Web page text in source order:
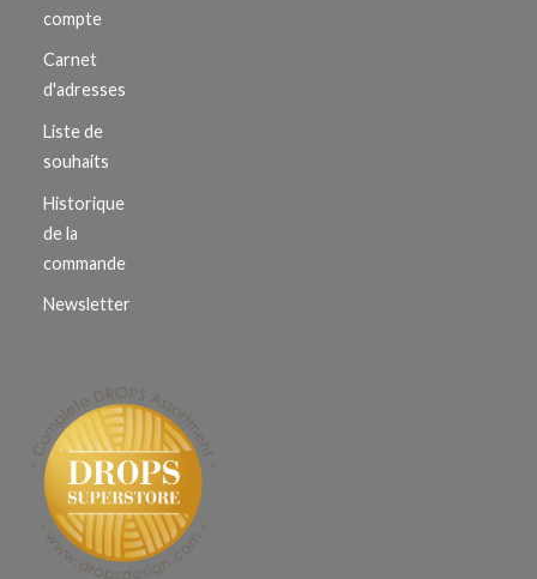
compte
Carnet
d'adresses
Liste de
souhaits
Historique
de la
commande
Newsletter